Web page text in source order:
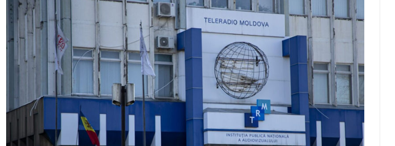
/ 1 день назад
Джозеф Беркхалтер утверждён
Сенатом США в должности
будущего посла в Республике
Молдова